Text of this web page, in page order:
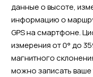
данные о высоте,
информацию о
GPS на смартфоне.
измерения от 0° до
магнитного
можно записать